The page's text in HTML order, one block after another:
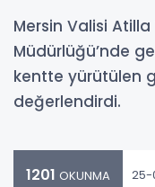
Mersin Valisi
Müdürlüğü’nde
kentte yürütülen
değerlendirdi.
1201 OKUNMA 25-